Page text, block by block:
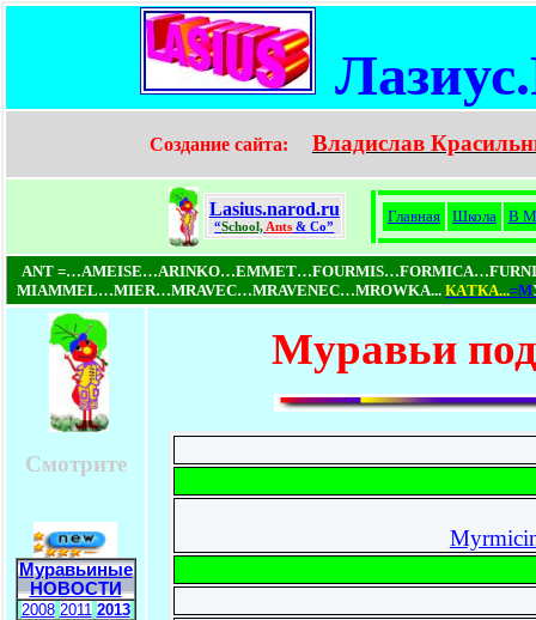
Создание сайта: Владислав
Lasius.narod.ru
“School, Ants & Co”
Главная Школа В
ANT
MIAMMEL…MIER…MRAVEC…MRAVENEC…MROWKA... КAТКA...=М
Смотрите
Муравьиные
НОВОСТИ
2008 2011 2013
Муравьи